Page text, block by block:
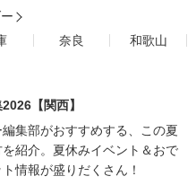
奈良
和歌山
【関西】
集部がおすすめする、この夏
紹介。夏休みイベント＆おで
情報が盛りだくさん！